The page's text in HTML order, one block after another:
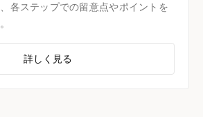
各ステップでの留意点やポイントを
詳しく見る